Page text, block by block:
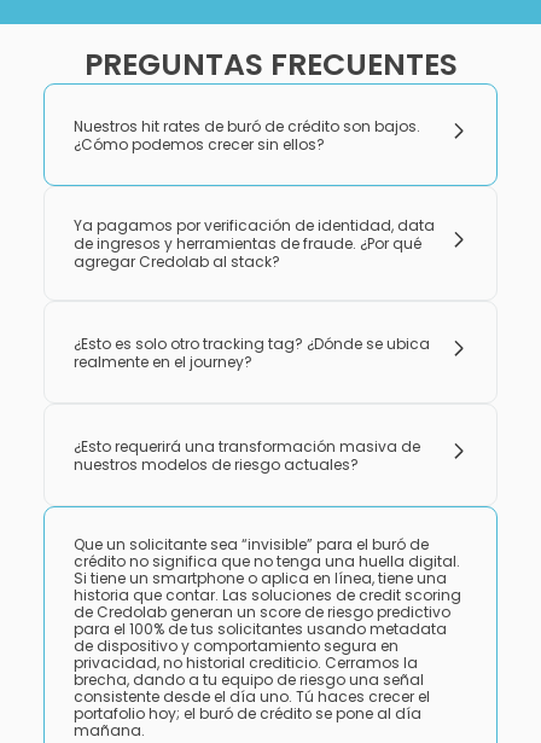
PREGUNTAS FRECUENTES
Nuestros hit rates de buró de crédito son bajos.
¿Cómo podemos crecer sin ellos?
Ya pagamos por verificación de identidad, data
de ingresos y herramientas de fraude. ¿Por qué
agregar Credolab al stack?
¿Esto es solo otro tracking tag? ¿Dónde se ubica
realmente en el journey?
¿Esto requerirá una transformación masiva de
nuestros modelos de riesgo actuales?
Que un solicitante sea “invisible” para el buró de
crédito no significa que no tenga una huella digital.
Si tiene un smartphone o aplica en línea, tiene una
historia que contar. Las soluciones de credit scoring
de Credolab generan un score de riesgo predictivo
para el 100% de tus solicitantes usando metadata
de dispositivo y comportamiento segura en
privacidad, no historial crediticio. Cerramos la
brecha, dando a tu equipo de riesgo una señal
consistente desde el día uno. Tú haces crecer el
portafolio hoy; el buró de crédito se pone al día
mañana.